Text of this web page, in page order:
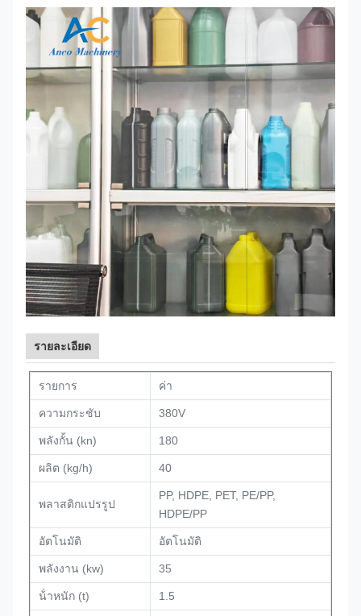
รายละเอียด
รายการ ค่า
ความกระชับ 380V
พลังกั้น (kn) 180
ผลิต (kg/h) 40
พลาสติกแปรรูป
PP, HDPE, PET, PE/PP,
HDPE/PP
อัตโนมัติ อัตโนมัติ
พลังงาน (kw) 35
น้ําหนัก (t) 1.5